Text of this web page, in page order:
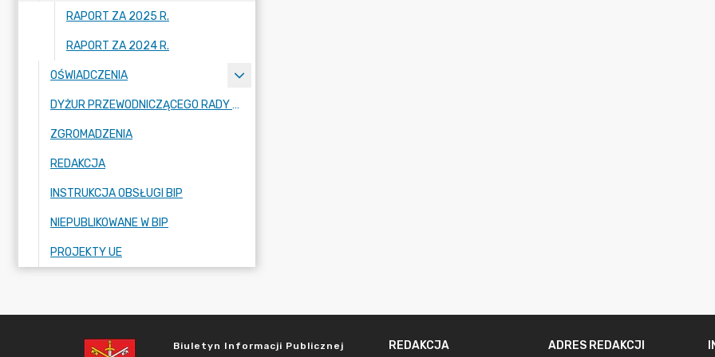
RAPORT ZA 2025 R.
RAPORT ZA 2024 R.
OŚWIADCZENIA
DYŻUR PRZEWODNICZĄCEGO RADY GMINY
ZGROMADZENIA
REDAKCJA
INSTRUKCJA OBSŁUGI BIP
NIEPUBLIKOWANE W BIP
PROJEKTY UE
Biuletyn Informacji Publicznej REDAKCJA ADRES REDAKCJI